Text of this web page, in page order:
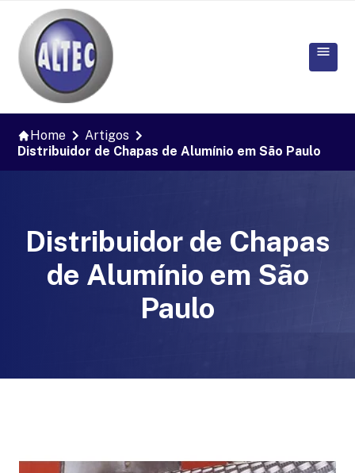
Home
Artigos
Distribuidor de Chapas de Alumínio em São Paulo
Distribuidor de Chapas
de Alumínio em São
Paulo